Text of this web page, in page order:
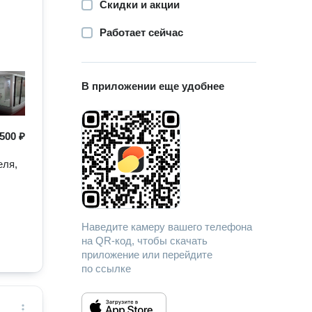
500 ₽
Скидки и акции
Работает сейчас
В приложении еще удобнее
Наведите камеру вашего телефона
на QR-код, чтобы скачать
приложение или перейдите
по ссылке